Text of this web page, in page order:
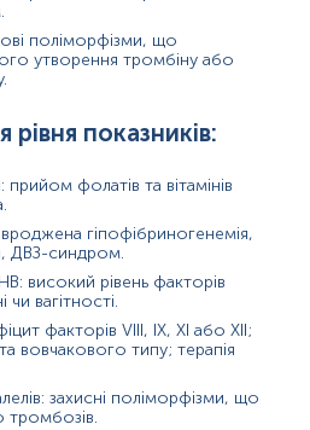
безплідді чи ускладненнях
тривалої іммобілізації.
діагностика порушень
пацієнтів з ішемічним
ішемічними атаками.
обстеження пацієнтів із
цукровим діабетом чи
захворюваннями.
поліморфізми, що
утворення тромбіну або
показників:
фолатів та вітамінів
гіпофібриногенемія,
ДВЗ-синдром.
високий рівень факторів
чи вагітності.
факторів VIII, IX, XI або XII;
вовчакового типу; терапія
захисні поліморфізми, що
тромбозів.